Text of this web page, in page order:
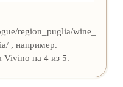
region_puglia/wine_
, например.
Vivino на 4 из 5.